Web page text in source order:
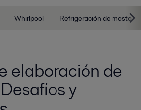
Whirlpool Refrigeración de mosto
elaboración de
y